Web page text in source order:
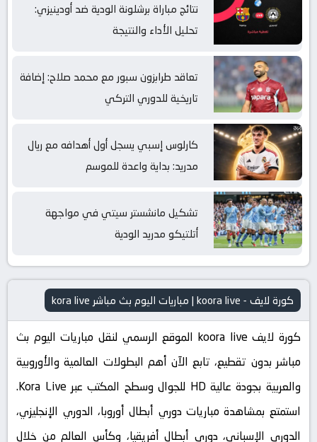
نتائج مباراة برشلونة الودية ضد أودينيزي:
تحليل الأداء والنتيجة
تعاقد طرابزون سبور مع محمد صلاح: إضافة
تاريخية للدوري التركي
كارلوس إسبي يسجل أول أهدافه مع ريال
مدريد: بداية واعدة للموسم
تشكيل مانشستر سيتي في مواجهة
أتلتيكو مدريد الودية
كورة لايف - koora live | مباريات اليوم بث مباشر kora live
كورة لايف koora live الموقع الرسمي لنقل مباريات اليوم بث
مباشر بدون تقطيع، تابع الآن أهم البطولات العالمية والأوروبية
والعربية بجودة عالية HD للجوال وسطح المكتب عبر Kora Live.
استمتع بمشاهدة مباريات دوري أبطال أوروبا، الدوري الإنجليزي،
الدوري الإسباني، دوري أبطال أفريقيا، وكأس العالم من خلال